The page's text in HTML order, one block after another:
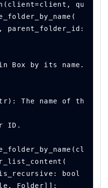
parent_folder_id: str
Box by its name.
The name of the
ID.
bool =
Folder]]: